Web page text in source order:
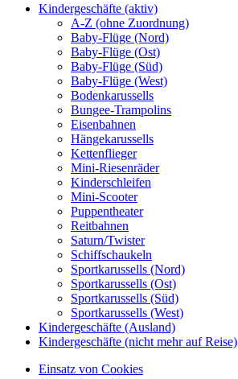
Kindergeschäfte (aktiv)
A-Z (ohne Zuordnung)
Baby-Flüge (Nord)
Baby-Flüge (Ost)
Baby-Flüge (Süd)
Baby-Flüge (West)
Bodenkarussells
Bungee-Trampolins
Eisenbahnen
Hängekarussells
Kettenflieger
Mini-Riesenräder
Kinderschleifen
Mini-Scooter
Puppentheater
Reitbahnen
Saturn/Twister
Schiffschaukeln
Sportkarussells (Nord)
Sportkarussells (Ost)
Sportkarussells (Süd)
Sportkarussells (West)
Kindergeschäfte (Ausland)
Kindergeschäfte (nicht mehr auf Reise)
Einsatz von Cookies